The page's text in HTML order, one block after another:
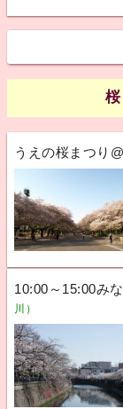
うえの桜まつり
10:00～15:00み
川）